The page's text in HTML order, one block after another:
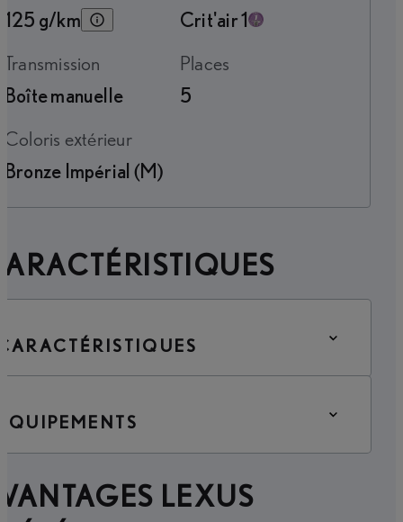
125 g/km
Crit'air 1
Transmission
Boîte manuelle
Places
5
Coloris extérieur
Bronze Impérial (M)
LEXUS